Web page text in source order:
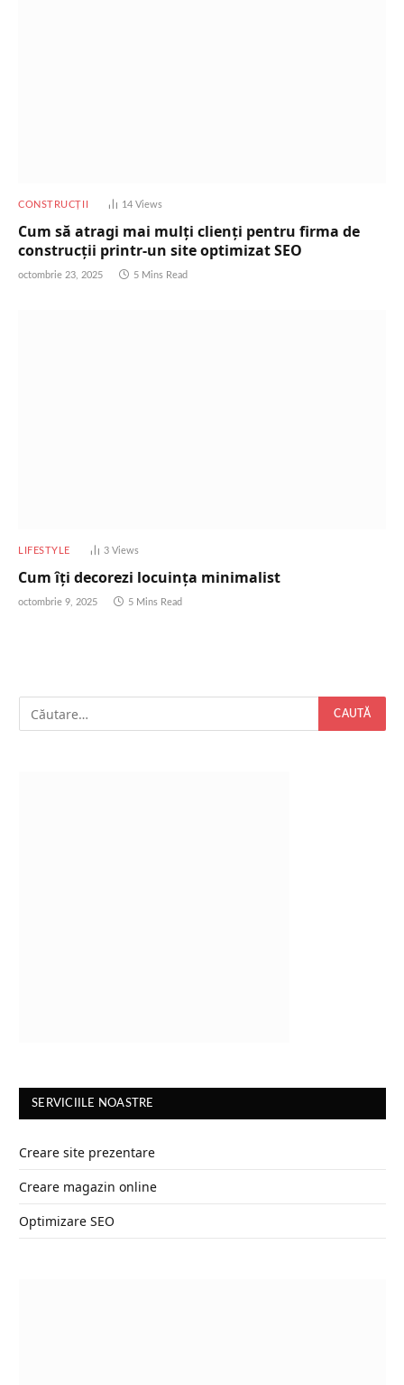
CONSTRUCȚII 14Views
Cum să atragi mai mulți clienți pentru firma de
construcții printr-un site optimizat SEO
octombrie 23, 2025 5 Mins Read
LIFESTYLE 3 Views
Cum îți decorezi locuința minimalist
octombrie 9, 2025 5 Mins Read
SERVICIILE NOASTRE
Creare site prezentare
Creare magazin online
Optimizare SEO